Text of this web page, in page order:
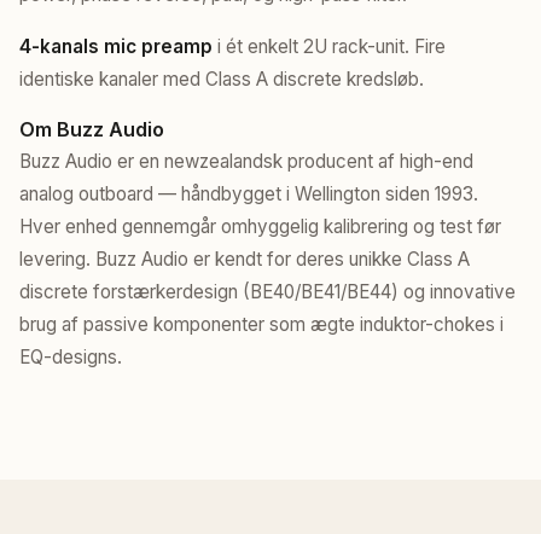
4-kanals mic preamp i ét enkelt 2U rack-unit. Fire
identiske kanaler med Class A discrete kredsløb.
Om Buzz Audio
Buzz Audio er en newzealandsk producent af high-end
analog outboard — håndbygget i Wellington siden 1993.
Hver enhed gennemgår omhyggelig kalibrering og test før
levering. Buzz Audio er kendt for deres unikke Class A
discrete forstærkerdesign (BE40/BE41/BE44) og innovative
brug af passive komponenter som ægte induktor-chokes i
EQ-designs.